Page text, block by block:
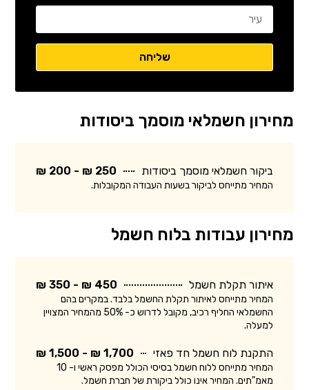
מחירון חשמלאי מוסמך ביסודות
ביקור חשמלאי מוסמך ביסודות 250 ₪ - 200 ₪
המחיר מתייחס לביקור בשעות העבודה המקובלות.
מחירון עבודות בלוח חשמל
איתור תקלת חשמל 450 ₪ - 350 ₪
המחיר מתייחס לאיתור תקלת החשמל בלבד. במקרים בהם
החשמלאי החליף רכיב, מקובל לדרוש כ- 50% מהמחיר המצויין
למעלה.
התקנת לוח חשמל חד פאזי 1,700 ₪ - 1,500 ₪
המחיר מתייחס ללוח חשמל בסיסי הכולל מפסק ראשי ו- 10
מאמ"תים. המחיר אינו כולל ביקורת של חברת חשמל.